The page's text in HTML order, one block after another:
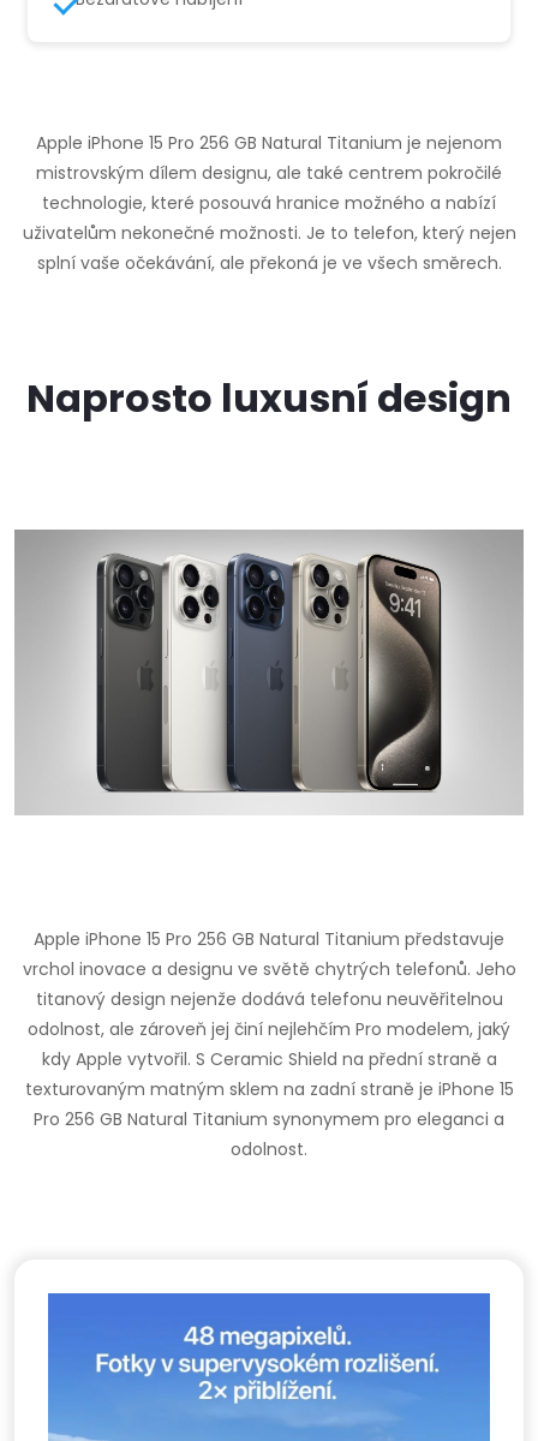
Apple iPhone 15 Pro 256 GB Natural Titanium je nejenom
mistrovským dílem designu, ale také centrem pokročilé
technologie, které posouvá hranice možného a nabízí
uživatelům nekonečné možnosti. Je to telefon, který nejen
splní vaše očekávání, ale překoná je ve všech směrech.
Naprosto luxusní design
Apple iPhone 15 Pro 256 GB Natural Titanium představuje
vrchol inovace a designu ve světě chytrých telefonů. Jeho
titanový design nejenže dodává telefonu neuvěřitelnou
odolnost, ale zároveň jej činí nejlehčím Pro modelem, jaký
kdy Apple vytvořil. S Ceramic Shield na přední straně a
texturovaným matným sklem na zadní straně je iPhone 15
Pro 256 GB Natural Titanium synonymem pro eleganci a
odolnost.